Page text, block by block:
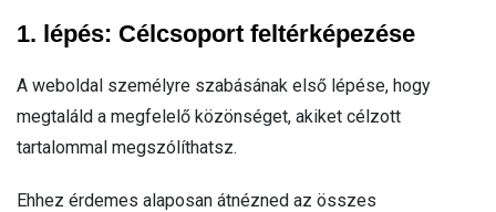
1. lépés: Célcsoport feltérképezése
A weboldal személyre szabásának első lépése, hogy
megtaláld a megfelelő közönséget, akiket célzott
tartalommal megszólíthatsz.
Ehhez érdemes alaposan átnézned az összes